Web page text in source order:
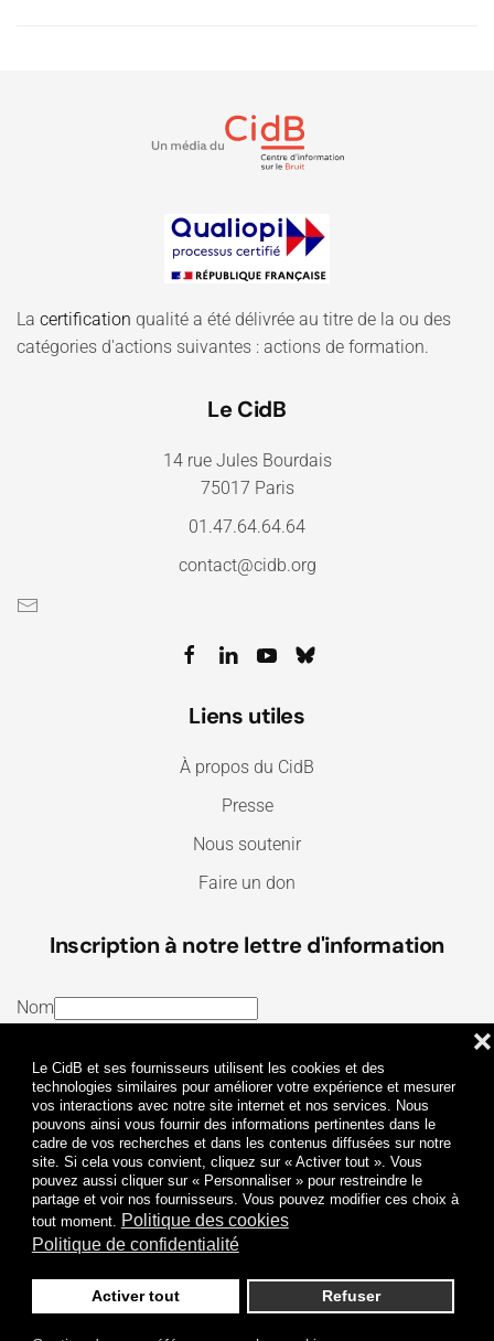
Le CidB et ses fournisseurs utilisent les cookies et des
technologies similaires pour améliorer votre expérience et mesurer
vos interactions avec notre site internet et nos services. Nous
pouvons ainsi vous fournir des informations pertinentes dans le
cadre de vos recherches et dans les contenus diffusées sur notre
site. Si cela vous convient, cliquez sur « Activer tout ». Vous
pouvez aussi cliquer sur « Personnaliser » pour restreindre le
partage et voir nos fournisseurs. Vous pouvez modifier ces choix à
tout moment. Politique des cookies
Politique de confidentialité
Activer tout Refuser
❌
La certification qualité a été délivrée au titre de la ou des
catégories d'actions suivantes : actions de formation.
Le CidB
14 rue Jules Bourdais
75017 Paris
01.47.64.64.64
contact@cidb.org
Liens utiles
À propos du CidB
Presse
Nous soutenir
Faire un don
Inscription à notre lettre d'information
Nom
J’ai lu et j’accepte lesTermes et conditionset la
Politique de confidentialité
Je m'abonne